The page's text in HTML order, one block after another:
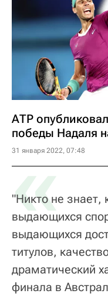
АТР
победы Надаля
31 января 2022, 07:48
«
"Никто не знает,
выдающихся
выдающихся
титулов,
драматический
финала в